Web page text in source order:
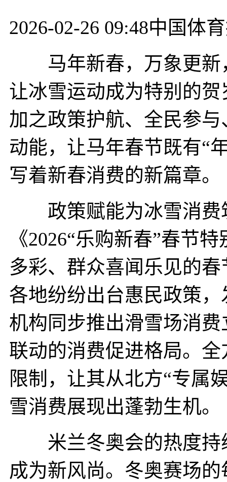
2026-02-26 09:48中国体
马年新春，万象更新
让冰雪运动成为特别的
加之政策护航、全民参
动能，让马年春节既有“
写着新春消费的新篇章。
政策赋能为冰雪消费
《2026“乐购新春”春节
多彩、群众喜闻乐见的
各地纷纷出台惠民政策
机构同步推出滑雪场消
联动的消费促进格局。
限制，让其从北方“专属
雪消费展现出蓬勃生机。
米兰冬奥会的热度持
成为新风尚。冬奥赛场